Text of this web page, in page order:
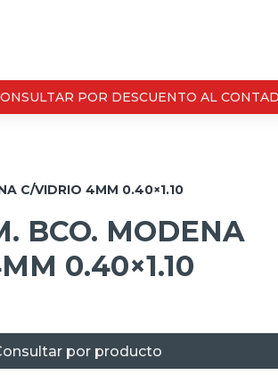
POR DESCUENTO AL
C/VIDRIO 4MM 0.40×1.10
BCO. MODENA
0.40×1.10
por producto